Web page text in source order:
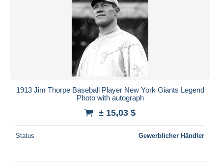
1913 Jim Thorpe Baseball Player New York Giants Legend
Photo with autograph
± 15,03 $
Status Gewerblicher Händler